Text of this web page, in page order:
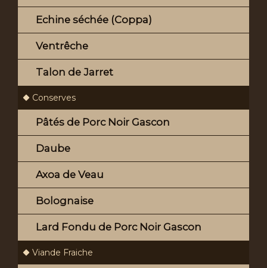
Echine séchée (Coppa)
Ventrêche
Talon de Jarret
Conserves
Pâtés de Porc Noir Gascon
Daube
Axoa de Veau
Bolognaise
Lard Fondu de Porc Noir Gascon
Viande Fraiche